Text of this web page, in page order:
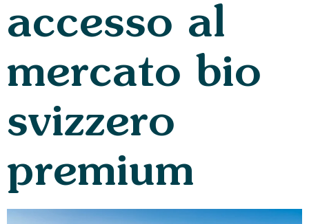
accesso al
mercato bio
svizzero
premium